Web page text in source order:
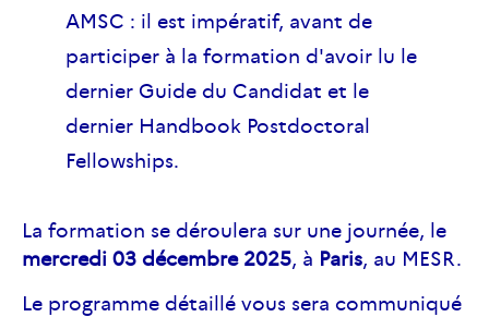
AMSC : il est impératif, avant de
participer à la formation d'avoir lu le
dernier Guide du Candidat et le
dernier Handbook Postdoctoral
Fellowships.
La formation se déroulera sur une journée, le
mercredi 03 décembre 2025, à Paris, au MESR.
Le programme détaillé vous sera communiqué